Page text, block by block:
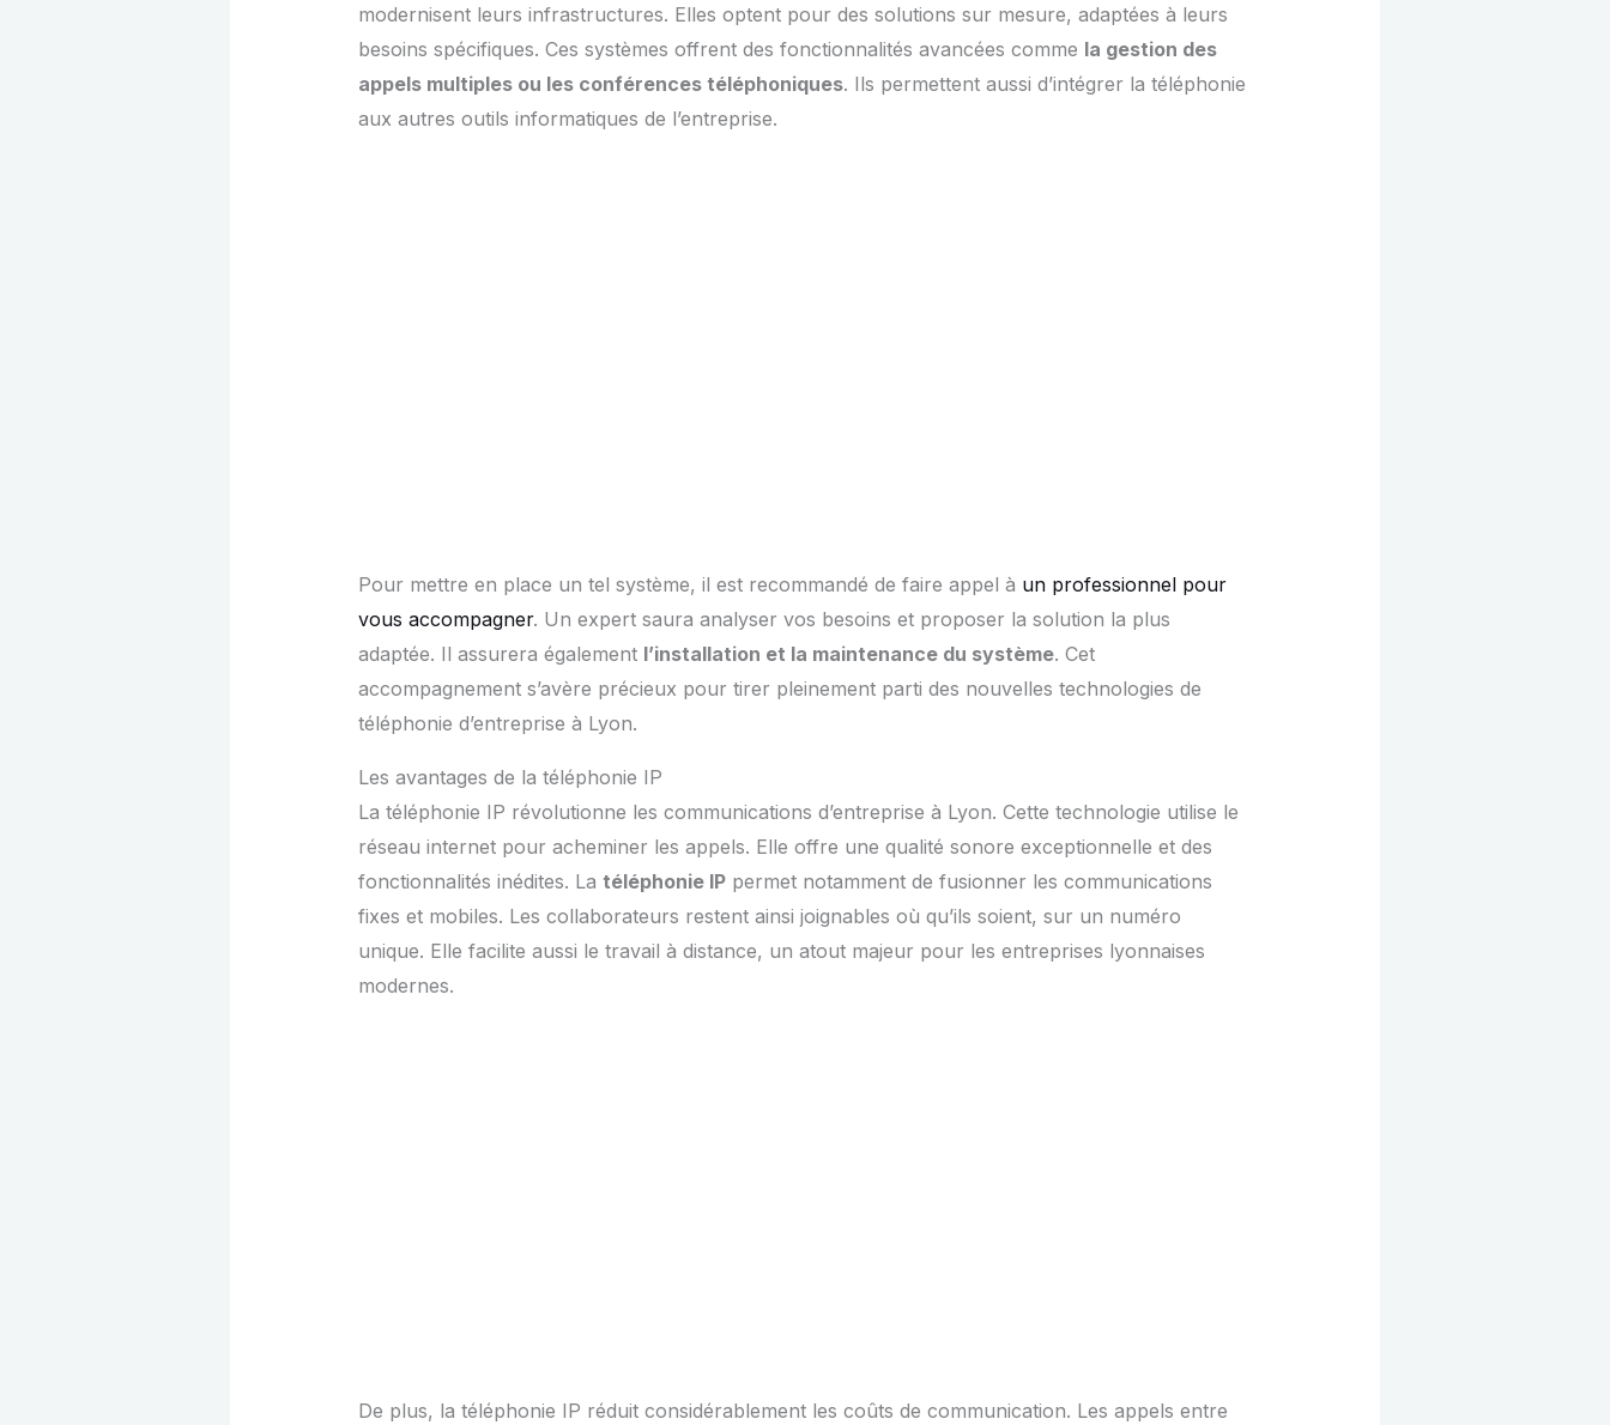
modernisent leurs infrastructures. Elles optent pour des solutions sur mesure, adaptées à leurs
besoins spécifiques. Ces systèmes offrent des fonctionnalités avancées comme la gestion des
appels multiples ou les conférences téléphoniques. Ils permettent aussi d’intégrer la téléphonie
aux autres outils informatiques de l’entreprise.
Pour mettre en place un tel système, il est recommandé de faire appel à un professionnel pour
vous accompagner. Un expert saura analyser vos besoins et proposer la solution la plus
adaptée. Il assurera également l’installation et la maintenance du système. Cet
accompagnement s’avère précieux pour tirer pleinement parti des nouvelles technologies de
téléphonie d’entreprise à Lyon.
Les avantages de la téléphonie IP
La téléphonie IP révolutionne les communications d’entreprise à Lyon. Cette technologie utilise le
réseau internet pour acheminer les appels. Elle offre une qualité sonore exceptionnelle et des
fonctionnalités inédites. La téléphonie IPpermet notamment de fusionner les communications
fixes et mobiles. Les collaborateurs restent ainsi joignables où qu’ils soient, sur un numéro
unique. Elle facilite aussi le travail à distance, un atout majeur pour les entreprises lyonnaises
modernes.
De plus, la téléphonie IP réduit considérablement les coûts de communication. Les appels entre